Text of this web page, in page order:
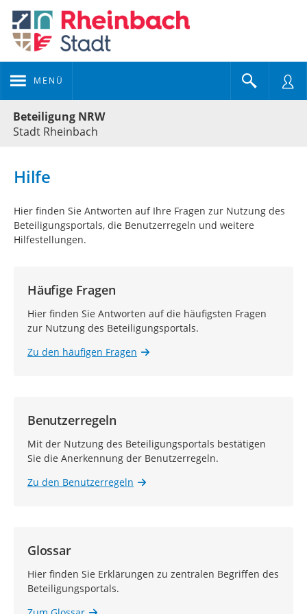
MENÜ
Beteiligung NRW
Stadt Rheinbach
Hilfe
Hier finden Sie Antworten auf Ihre Fragen zur Nutzung des
Beteiligungsportals, die Benutzerregeln und weitere
Hilfestellungen.
Häufige Fragen
Hier finden Sie Antworten auf die häufigsten Fragen
zur Nutzung des Beteiligungsportals.
Zu den häufigen Fragen
Benutzerregeln
Mit der Nutzung des Beteiligungsportals bestätigen
Sie die Anerkennung der Benutzerregeln.
Zu den Benutzerregeln
Glossar
Hier finden Sie Erklärungen zu zentralen Begriffen des
Beteiligungsportals.